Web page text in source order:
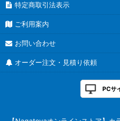
特定商取引法表示
ご利用案内
お問い合わせ
オーダー注文・見積り依頼
PCサ